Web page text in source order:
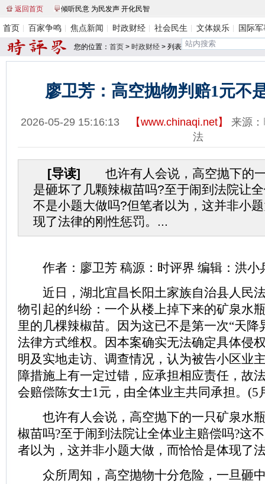
返回首页 倾听民意 为民发声 开化民智
首页 百家争鸣 焦点新闻 时政财经 社会民生 文体娱乐 国际
您的位置： 首页 > 时政财经 > 列表
廖卫芳：高空抛物判赔1元不
2026-05-29 15:16:13 【www.chinaqi.net】 来源：
法
[导读] 也许有人会说，高空抛下的
是砸坏了几颗辣椒苗吗?至于闹到法院让
不是小题大做吗?但笔者以为，这并非小
现了法律的刚性惩罚。...
作者：廖卫芳 稿源：时评界 编辑：洪小
近日，湖北宜昌长阳土家族自治县人民
物引起的纠纷：一个从楼上掉下来的矿泉水
里的几棵辣椒苗。因为这已不是第一次“天降
法律方式维权。因本案确实无法确定具体侵
明及实地走访、调查情况，认为被告小区业
障措施上有一定过错，应承担相应责任，故
会赔偿陈女士1元，由全体业主共同承担。(5
也许有人会说，高空抛下的一只矿泉水
椒苗吗?至于闹到法院让全体业主赔偿吗?这
者以为，这并非小题大做，而恰恰是体现了
众所周知，高空抛物十分危险，一旦砸